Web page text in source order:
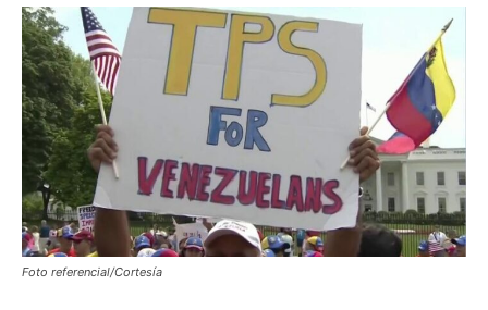
Foto referencial/Cortesía